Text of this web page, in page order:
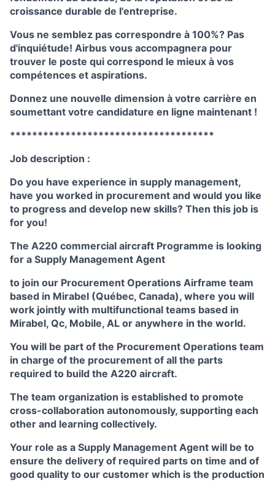
croissance durable de l'entreprise.
Vous ne semblez pas correspondre à 100%? Pas
d'inquiétude! Airbus vous accompagnera pour
trouver le poste qui correspond le mieux à vos
compétences et aspirations.
Donnez une nouvelle dimension à votre carrière en
soumettant votre candidature en ligne maintenant !
*************************************
Job description :
Do you have experience in supply management,
have you worked in procurement and would you like
to progress and develop new skills? Then this job is
for you!
The A220 commercial aircraft Programme is looking
for a Supply Management Agent
to join our Procurement Operations Airframe team
based in Mirabel (Québec, Canada), where you will
work jointly with multifunctional teams based in
Mirabel, Qc, Mobile, AL or anywhere in the world.
You will be part of the Procurement Operations team
in charge of the procurement of all the parts
required to build the A220 aircraft.
The team organization is established to promote
cross-collaboration autonomously, supporting each
other and learning collectively.
Your role as a Supply Management Agent will be to
ensure the delivery of required parts on time and of
good quality to our customer which is the production